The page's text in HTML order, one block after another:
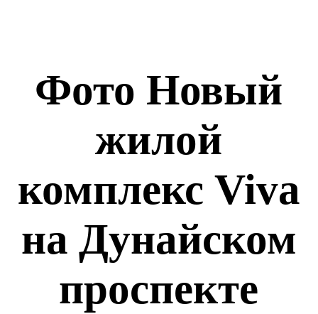
Фото Новый
жилой
комплекс Viva
на Дунайском
проспекте